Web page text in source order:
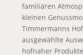
familiären
kleinen
Timmermanns
ausgewählte
hofnaher